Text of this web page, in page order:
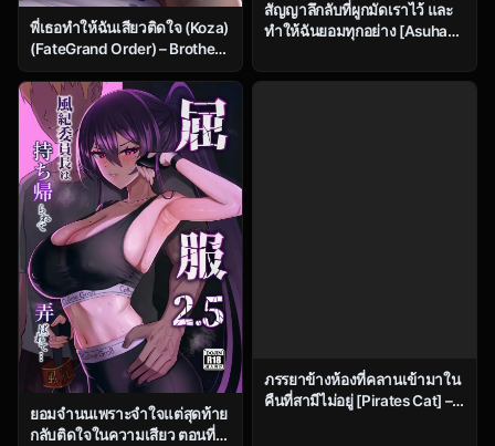
พี่เธอทำให้ฉันเสียวติดใจ (Koza)
(FateGrand Order) – Brother
Makes Me Addicted to
Pleasure (Koza) (FateGrand
Order)
สัญญาลึกลับที่ผูกมัดเราไว้ และ
ทำให้ฉันยอมทุกอย่าง [Asuhaa]
Us Together [Asuhaa]
ยอมจำนนเพราะจำใจแต่สุดท้าย
กลับติดใจในความเสียว ตอนที่
ภรรยาข้างห้องที่คลานเข้ามาใน
คืนที่สามีไม่อยู่ [Pirates Cat] –